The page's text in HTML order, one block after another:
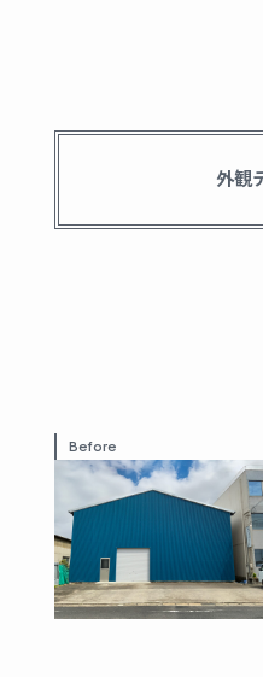
外観
Before